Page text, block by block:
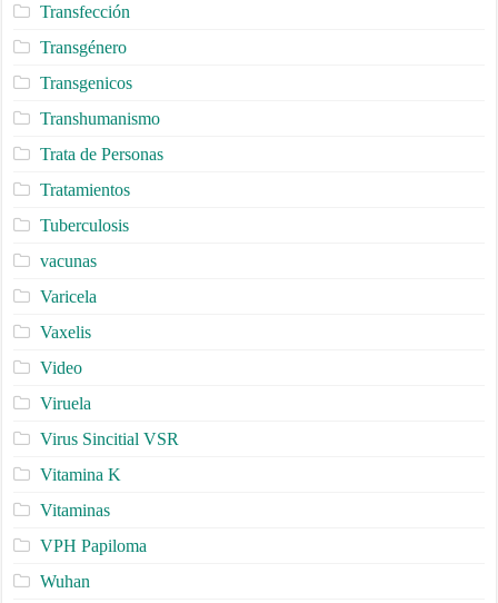
Transfección
Transgénero
Transgenicos
Transhumanismo
Trata de Personas
Tratamientos
Tuberculosis
vacunas
Varicela
Vaxelis
Video
Viruela
Virus Sincitial VSR
Vitamina K
Vitaminas
VPH Papiloma
Wuhan